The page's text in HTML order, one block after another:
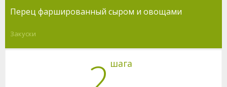
Перец фаршированный сыром и овощами
Закуски
шага